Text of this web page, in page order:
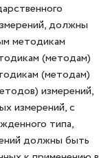
должны
методикам
(методам)
(методам)
измерений,
измерений, с
типа,
должны быть